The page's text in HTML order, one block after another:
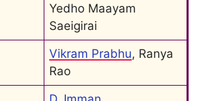
Yedho Maayam
Saeigirai
Vikram Prabhu, Ranya
Rao